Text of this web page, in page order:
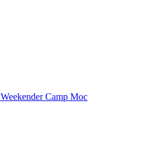
Weekender Camp Moc